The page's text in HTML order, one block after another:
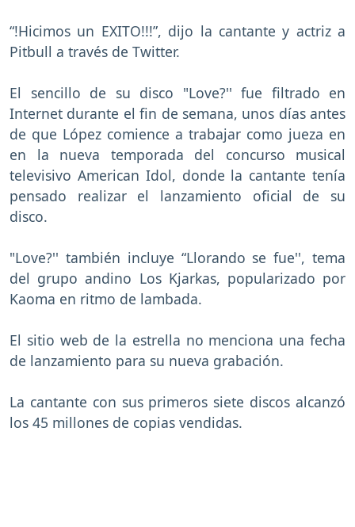
“!Hicimos un EXITO!!!”, dijo la cantante y actriz a
Pitbull a través de Twitter.
El sencillo de su disco "Love?'' fue filtrado en
Internet durante el fin de semana, unos días antes
de que López comience a trabajar como jueza en
en la nueva temporada del concurso musical
televisivo American Idol, donde la cantante tenía
pensado realizar el lanzamiento oficial de su
disco.
"Love?'' también incluye “Llorando se fue'', tema
del grupo andino Los Kjarkas, popularizado por
Kaoma en ritmo de lambada.
El sitio web de la estrella no menciona una fecha
de lanzamiento para su nueva grabación.
La cantante con sus primeros siete discos alcanzó
los 45 millones de copias vendidas.